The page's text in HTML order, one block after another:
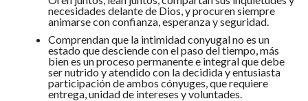
necesidades delante de Dios, y procuren siempre
animarse con confianza, esperanza y seguridad.
Comprendan que la intimidad conyugal no es un
estado que desciende con el paso del tiempo, más
bien es un proceso permanente e integral que debe
ser nutrido y atendido con la decidida y entusiasta
participación de ambos cónyuges, que requiere
entrega, unidad de intereses y voluntades.